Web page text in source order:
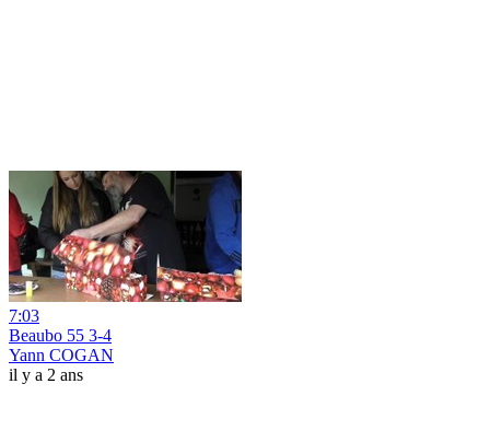
7:03
Beaubo 55 3-4
Yann COGAN
il y a 2 ans